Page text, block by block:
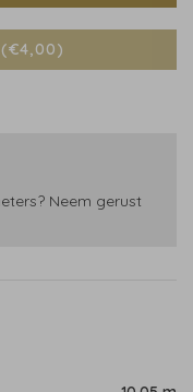
(€4,00)
Neem gerust